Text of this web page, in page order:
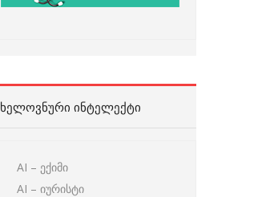
ᲮᲔᲚᲝᲕᲜᲣᲠᲘ ᲘᲜᲢᲔᲚᲔᲥᲢᲘ
AI – ექიმი
AI – იურისტი